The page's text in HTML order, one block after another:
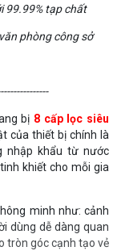
99.99% tạp chất
phòng công sở
bị 8 cấp lọc siêu
của thiết bị chính là
nhập khẩu từ nước
khiết cho mỗi gia
minh như: cảnh
dùng dễ dàng quan
tròn góc cạnh tạo vẻ